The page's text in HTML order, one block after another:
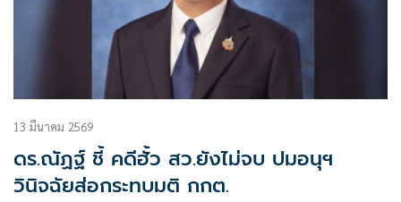
13 มีนาคม 2569
ดร.ณัฏฐ์ ชี้ คดีฮั้ว สว.ยังไม่จบ ปมอนุฯ
วินิจฉัยส่อกระทบมติ กกต.